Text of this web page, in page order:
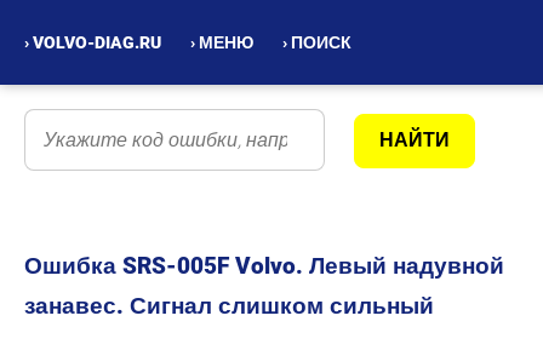
› VOLVO-DIAG.RU › МЕНЮ › ПОИСК
Ошибка SRS-005F Volvo. Левый надувной
занавес. Сигнал слишком сильный